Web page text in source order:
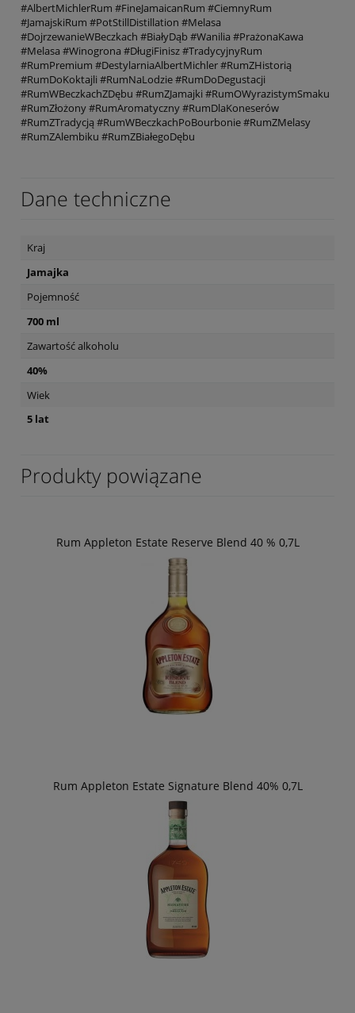
#AlbertMichlerRum #FineJamaicanRum #CiemnyRum
#JamajskiRum #PotStillDistillation #Melasa
#DojrzewanieWBeczkach #BiałyDąb #Wanilia #PrażonaKawa
#Melasa #Winogrona #DługiFinisz #TradycyjnyRum
#RumPremium #DestylarniaAlbertMichler #RumZHistorią
#RumDoKoktajli #RumNaLodzie #RumDoDegustacji
#RumWBeczkachZDębu #RumZJamajki #RumOWyrazistymSmaku
#RumZłożony #RumAromatyczny #RumDlaKoneserów
#RumZTradycją #RumWBeczkachPoBourbonie #RumZMelasy
#RumZAlembiku #RumZBiałegoDębu
Dane techniczne
Kraj
Jamajka
Pojemność
700 ml
Zawartość alkoholu
40%
Wiek
5 lat
Produkty powiązane
Rum Appleton Estate Reserve Blend 40 % 0,7L
Rum Appleton Estate Signature Blend 40% 0,7L